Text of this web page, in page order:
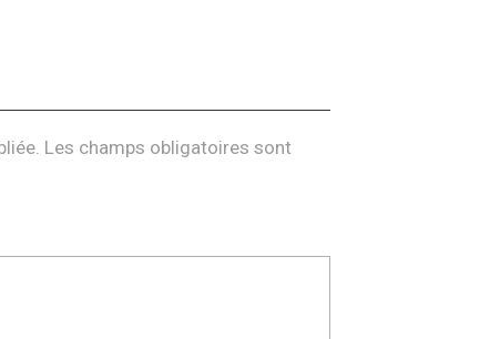
Les champs obligatoires sont